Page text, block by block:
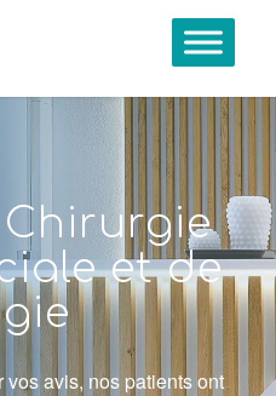
et de
avis, nos patients ont